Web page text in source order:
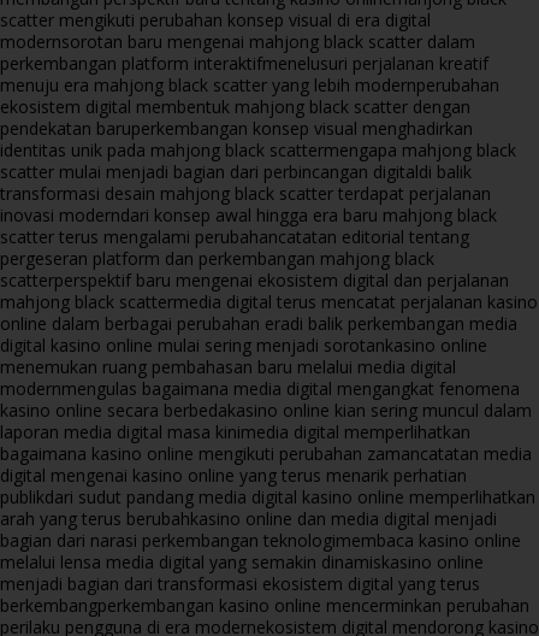
scatter mengikuti perubahan konsep visual di era digital
modernsorotan baru mengenai mahjong black scatter dalam
perkembangan platform interaktifmenelusuri perjalanan kreatif
menuju era mahjong black scatter yang lebih modernperubahan
ekosistem digital membentuk mahjong black scatter dengan
pendekatan baruperkembangan konsep visual menghadirkan
identitas unik pada mahjong black scattermengapa mahjong black
scatter mulai menjadi bagian dari perbincangan digitaldi balik
transformasi desain mahjong black scatter terdapat perjalanan
inovasi moderndari konsep awal hingga era baru mahjong black
scatter terus mengalami perubahancatatan editorial tentang
pergeseran platform dan perkembangan mahjong black
scatterperspektif baru mengenai ekosistem digital dan perjalanan
mahjong black scattermedia digital terus mencatat perjalanan kasino
online dalam berbagai perubahan eradi balik perkembangan media
digital kasino online mulai sering menjadi sorotankasino online
menemukan ruang pembahasan baru melalui media digital
modernmengulas bagaimana media digital mengangkat fenomena
kasino online secara berbedakasino online kian sering muncul dalam
laporan media digital masa kinimedia digital memperlihatkan
bagaimana kasino online mengikuti perubahan zamancatatan media
digital mengenai kasino online yang terus menarik perhatian
publikdari sudut pandang media digital kasino online memperlihatkan
arah yang terus berubahkasino online dan media digital menjadi
bagian dari narasi perkembangan teknologimembaca kasino online
melalui lensa media digital yang semakin dinamiskasino online
menjadi bagian dari transformasi ekosistem digital yang terus
berkembangperkembangan kasino online mencerminkan perubahan
perilaku pengguna di era modernekosistem digital mendorong kasino